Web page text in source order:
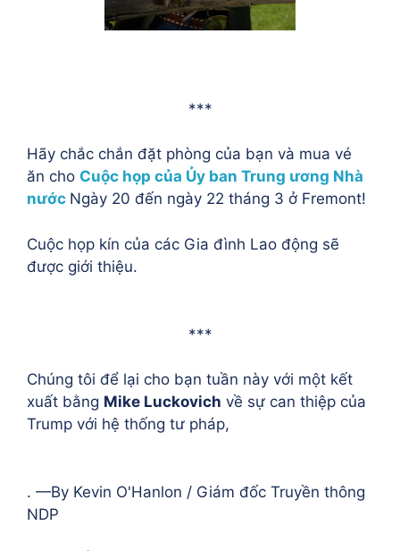
***
Hãy chắc chắn đặt phòng của bạn và mua vé
ăn cho Cuộc họp của Ủy ban Trung ương Nhà
nước Ngày 20 đến ngày 22 tháng 3 ở Fremont!
Cuộc họp kín của các Gia đình Lao động sẽ
được giới thiệu.
***
Chúng tôi để lại cho bạn tuần này với một kết
xuất bằng Mike Luckovich về sự can thiệp của
Trump với hệ thống tư pháp,
. —By Kevin O'Hanlon / Giám đốc Truyền thông
NDP